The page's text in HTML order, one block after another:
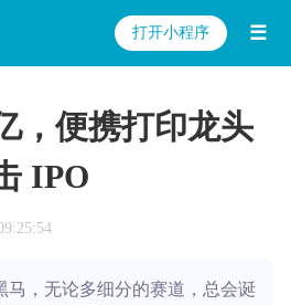
打开小程序 ☰
，便携打印龙头
IPO
马，无论多细分的赛道，总会诞